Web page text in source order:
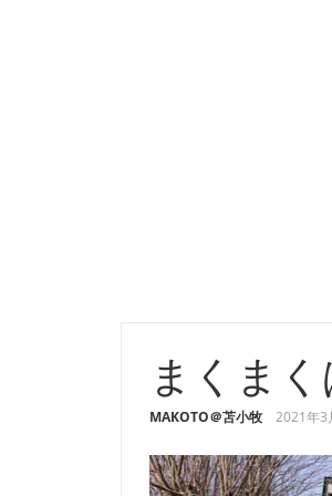
まくま
MAKOTO＠苫小牧 2021年3